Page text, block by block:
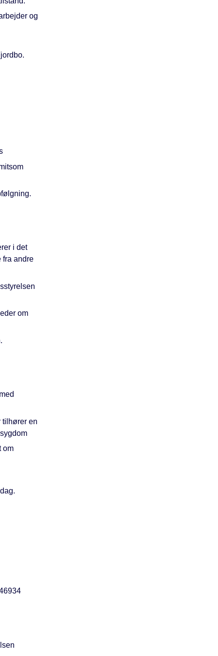
og
i det
fra andre
om
tilhører en
om